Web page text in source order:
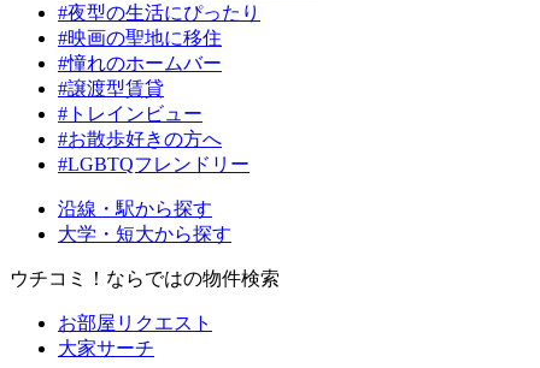
#夜型の生活にぴったり
#映画の聖地に移住
#憧れのホームバー
#譲渡型賃貸
#トレインビュー
#お散歩好きの方へ
#LGBTQフレンドリー
沿線・駅から探す
大学・短大から探す
ウチコミ！ならではの物件検索
お部屋リクエスト
大家サーチ